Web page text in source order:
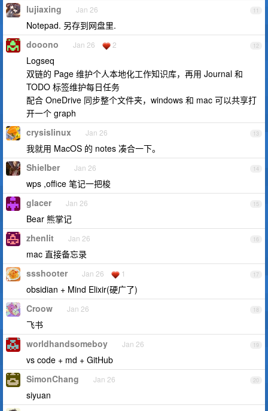
11
lujiaxing Jan 26
Notepad. 另存到网盘里.
12
dooono Jan 26 2
Logseq
双链的 Page 维护个人本地化工作知识库，再用 Journal 和
TODO 标签维护每日任务
配合 OneDrive 同步整个文件夹，windows 和 mac 可以共享打
开一个 graph
13
crysislinux Jan 26
我就用 MacOS 的 notes 凑合一下。
14
Shielber Jan 26
wps ,office 笔记一把梭
15
glacer Jan 26
Bear 熊掌记
16
zhenlit Jan 26
mac 直接备忘录
17
ssshooter Jan 26 1
obsidian + Mind Elixir(硬广了)
18
Croow Jan 26
飞书
19
worldhandsomeboy Jan 26
vs code + md + GitHub
20
SimonChang Jan 26
siyuan